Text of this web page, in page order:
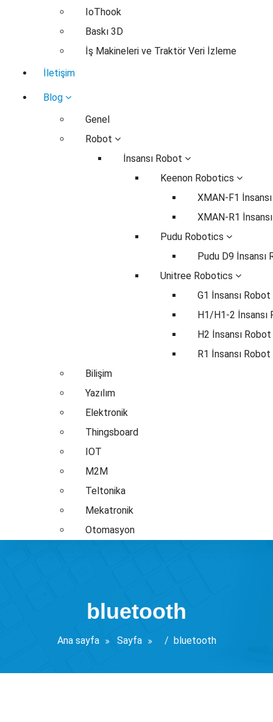
IoThook
Baskı 3D
İş Makineleri ve Traktör Veri İzleme
İletişim
Blog
Genel
Robot
İnsansı Robot
Keenon Robotics
XMAN-F1
XMAN-R1
Pudu Robotics
Pudu D9 İnsansı
Unitree Robotics
G1 İnsansı Robot
H1/H1-2 İnsansı
H2 İnsansı Robot
R1 İnsansı Robot
Bilişim
Yazılım
Elektronik
Thingsboard
IOT
M2M
Teltonika
Mekatronik
Otomasyon
bluetooth
Ana sayfa Sayfa / bluetooth